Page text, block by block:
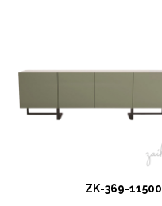
ZK-369-11500